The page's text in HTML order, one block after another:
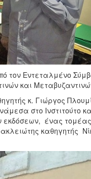
τον Εντεταλμένο
και
κ. Γιώργος
στο Ινστιτούτο
εκδόσεων, ένας
καθηγητής